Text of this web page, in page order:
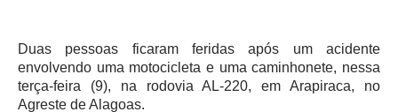
Duas pessoas ficaram feridas após um acidente
envolvendo uma motocicleta e uma caminhonete, nessa
terça-feira (9), na rodovia AL-220, em Arapiraca, no
Agreste de Alagoas.